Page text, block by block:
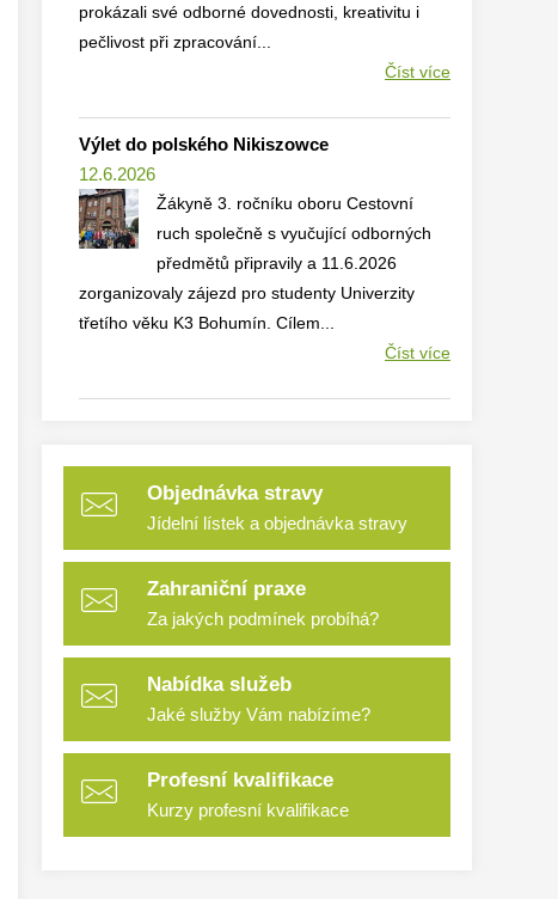
prokázali své odborné dovednosti, kreativitu i
pečlivost při zpracování...
Číst více
Výlet do polského Nikiszowce
12.6.2026
Žákyně 3. ročníku oboru Cestovní
ruch společně s vyučující odborných
předmětů připravily a 11.6.2026
zorganizovaly zájezd pro studenty Univerzity
třetího věku K3 Bohumín. Cílem...
Číst více
Objednávka stravy
Jídelní lístek a objednávka stravy
Zahraniční praxe
Za jakých podmínek probíhá?
Nabídka služeb
Jaké služby Vám nabízíme?
Profesní kvalifikace
Kurzy profesní kvalifikace